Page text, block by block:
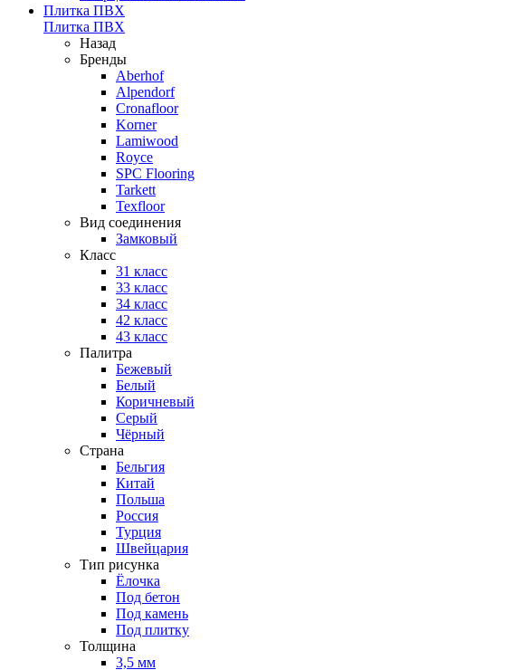
Плитка ПВХ
Плитка ПВХ
Назад
Бренды
Aberhof
Alpendorf
Cronafloor
Korner
Lamiwood
Royce
SPC Flooring
Tarkett
Texfloor
Вид соединения
Замковый
Класс
31 класс
33 класс
34 класс
42 класс
43 класс
Палитра
Бежевый
Белый
Коричневый
Серый
Чёрный
Страна
Бельгия
Китай
Польша
Россия
Турция
Швейцария
Тип рисунка
Ёлочка
Под бетон
Под камень
Под плитку
Толщина
3,5 мм